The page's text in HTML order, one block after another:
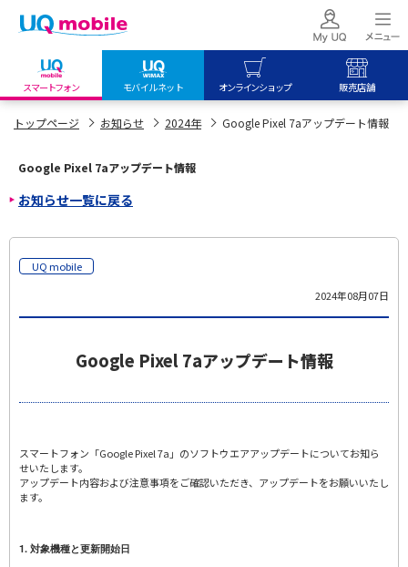
スマートフォン モバイルネット オンラインショップ 販売店舗
my UQ WiMAX
My UQ mobile
UQ mobile ご契約の方
UQ mobile
データチャージサイト
UQ mobile
UQ WiMAX
オンラインショップ
UQ mobile
UQ WiMAX
販売店舗
トップページ お知らせ 2024年 Google Pixel 7aアップデート情報
Google Pixel 7aアップデート情報
お知らせ一覧に戻る
UQ mobile
2024年08月07日
Google Pixel 7aアップデート情報
スマートフォン「Google Pixel 7a」のソフトウエアアップデートについてお知ら
せいたします。
アップデート内容および注意事項をご確認いただき、アップデートをお願いいたし
ます。
1. 対象機種と更新開始日